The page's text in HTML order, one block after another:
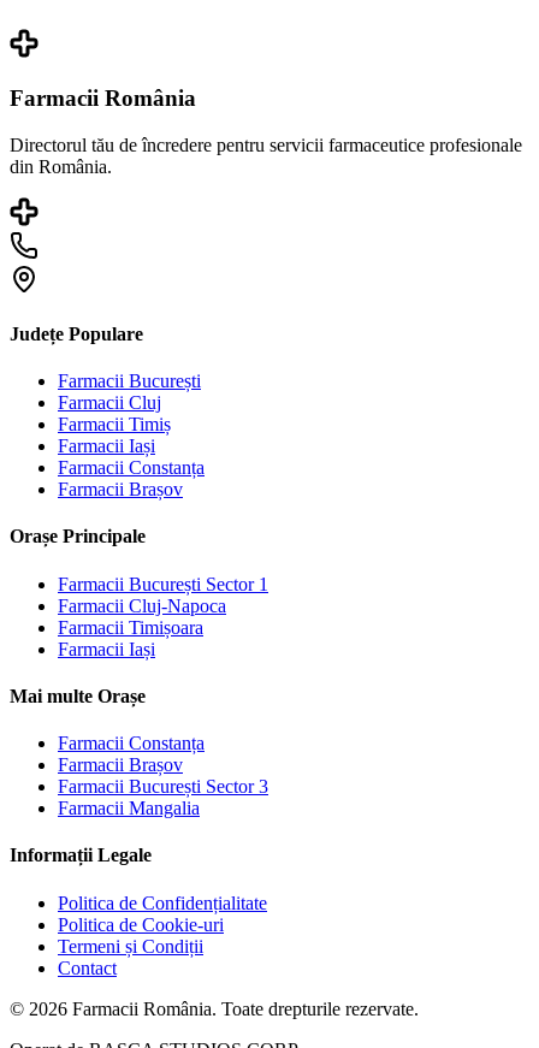
Farmacii România
Directorul tău de încredere pentru servicii farmaceutice profesionale
din România.
Județe Populare
Farmacii București
Farmacii Cluj
Farmacii Timiș
Farmacii Iași
Farmacii Constanța
Farmacii Brașov
Orașe Principale
Farmacii București Sector 1
Farmacii Cluj-Napoca
Farmacii Timișoara
Farmacii Iași
Mai multe Orașe
Farmacii Constanța
Farmacii Brașov
Farmacii București Sector 3
Farmacii Mangalia
Informații Legale
Politica de Confidențialitate
Politica de Cookie-uri
Termeni și Condiții
Contact
© 2026 Farmacii România. Toate drepturile rezervate.